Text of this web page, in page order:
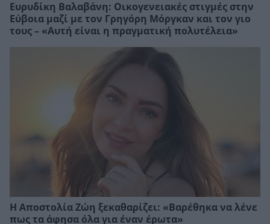
Ευρυδίκη Βαλαβάνη: Οικογενειακές στιγμές στην
Εύβοια μαζί με τον Γρηγόρη Μόργκαν και τον γιο
τους – «Αυτή είναι η πραγματική πολυτέλεια»
Η Αποστολία Ζώη ξεκαθαρίζει: «Βαρέθηκα να λένε
πως τα άφησα όλα για έναν έρωτα»